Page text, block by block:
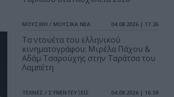
ΜΟΥΣΙΚΗ / ΜΟΥΣΙΚΑ ΝΕΑ 04.08.2026 | 17.26
Τα ντουέτα του ελληνικού
κινηματογράφου: Μιρέλα Πάχου &
Αδάμ Τσαρούχης στην Ταράτσα του
Λαμπέτη
ΤΕΧΝΕΣ / ΣΥΝΕΝΤΕΥΞΕΙΣ 04.08.2026 | 16.59